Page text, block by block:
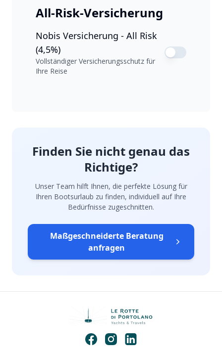
All-Risk-Versicherung
Nobis Versicherung - All Risk
(4,5%)
Vollständiger Versicherungsschutz für
Ihre Reise
Finden Sie nicht genau das
Richtige?
Unser Team hilft Ihnen, die perfekte Lösung für
Ihren Bootsurlaub zu finden, individuell auf Ihre
Bedürfnisse zugeschnitten.
Maßgeschneiderte Beratung
anfragen